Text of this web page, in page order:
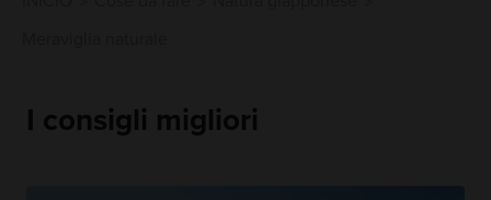
I consigli migliori